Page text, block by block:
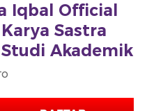
Iqbal Official
Sastra
Akademik